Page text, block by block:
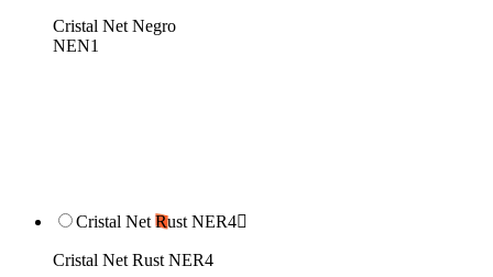
Cristal Net Negro
NEN1
Cristal Net Rust NER4
Cristal Net Rust NER4